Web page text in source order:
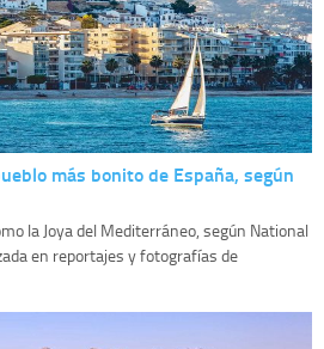
más bonito de España, según
la Joya del Mediterráneo, según National
en reportajes y fotografías de